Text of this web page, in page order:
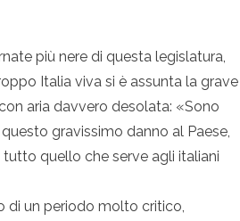
più nere di questa legislatura,
Italia viva si è assunta la grave
aria davvero desolata: «Sono
gravissimo danno al Paese,
tutto quello che serve agli italiani
di un periodo molto critico,